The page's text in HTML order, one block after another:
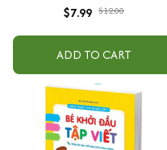
Ngôn Ngữ Và Giao Tiếp Cho
$7.99 $12.00
ADD TO CART